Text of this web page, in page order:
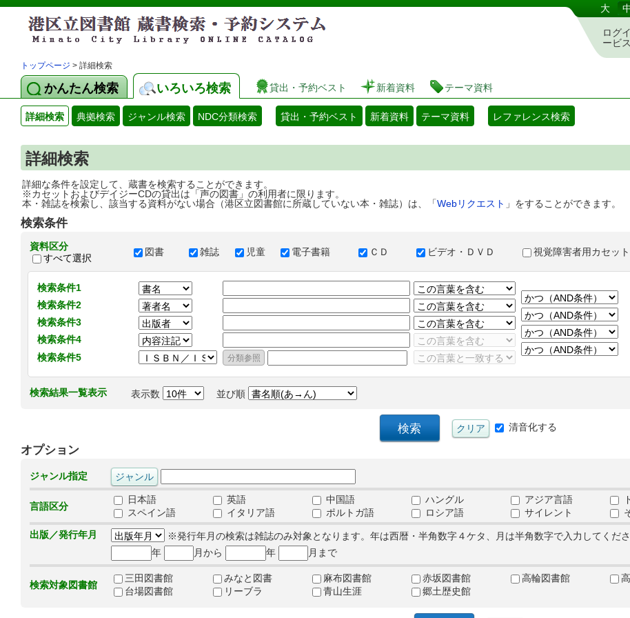
港区立図書館 蔵書検索・予約システム 大
ログ
ービ
トップページ > 詳細検索
かんたん検索 いろいろ検索 貸出・予約ベスト 新着資料 テーマ資料
詳細検索 典拠検索 ジャンル検索 NDC分類検索 貸出・予約ベスト 新着資料 テーマ資料 レファレンス検索
詳細検索
詳細な条件を設定して、蔵書を検索することができます。
※カセットおよびデイジーCDの貸出は「声の図書」の利用者に限ります。
本・雑誌を検索し、該当する資料がない場合（港区立図書館に所蔵していない本・雑誌）は、「Webリクエスト 」をすることができます。
検索条件
資料区分
すべて選択
図書 雑誌 児童 電子書籍 ＣＤ ビデオ・ＤＶＤ 視覚障害者用カセ
検索条件1
検索条件2
検索条件3
検索条件4
検索条件5
検索結果一覧表示 表示数 並び順
清音化する
オプション
ジャンル指定
言語区分
日本語 英語 中国語 ハングル アジア言語
スペイン語
イタリア語 ポルトガ語 ロシア語 サイレント
出版／発行年月
※発行年月の検索は雑誌のみ対象となります。年は西暦・半角数字４ケタ、月は半角数字で入力してくださ
年
月から 年 月まで
検索対象図書館
三田図書館 みなと図書 麻布図書館 赤坂図書館 高輪図書館
台場図書館
リーブラ 青山生涯 郷土歴史館